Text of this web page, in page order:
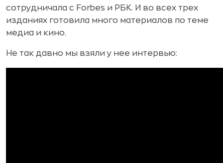
сотрудничала с Forbes и РБК. И во всех трех
изданиях готовила много материалов по теме
медиа и кино.
Не так давно мы взяли у нее интервью: